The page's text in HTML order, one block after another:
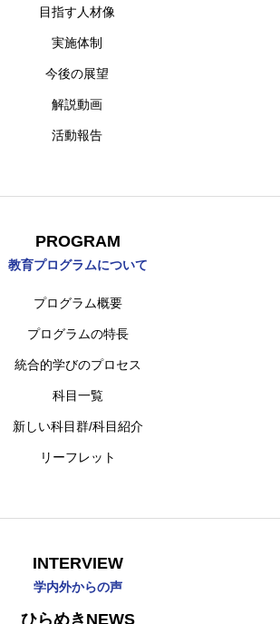
理工学部
目指す人材像
実施体制
今後の展望
解説動画
活動報告
PROGRAM
教育プログラムについて
プログラム概要
プログラムの特長
統合的学びのプロセス
科目一覧
新しい科目群/科目紹介
リーフレット
INTERVIEW
学内外からの声
ひらめきNEWS